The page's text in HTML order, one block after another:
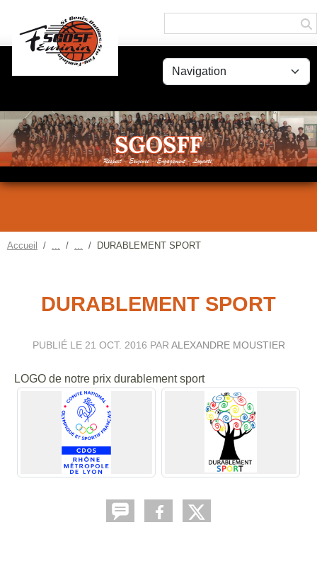
Accueil DURABLEMENT SPORT
DURABLEMENT SPORT
PUBLIÉ LE 21 OCT. 2016 PAR ALEXANDRE MOUSTIER
LOGO de notre prix durablement sport